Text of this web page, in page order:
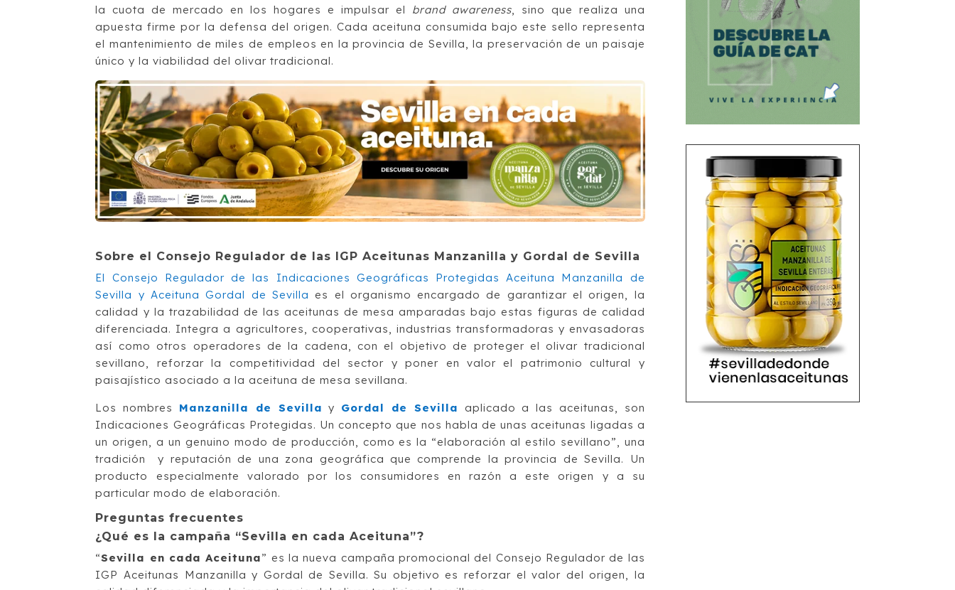
la cuota de mercado en los hogares e impulsar el brand awareness, sino que realiza una
apuesta firme por la defensa del origen. Cada aceituna consumida bajo este sello representa
el mantenimiento de miles de empleos en la provincia de Sevilla, la preservación de un paisaje
único y la viabilidad del olivar tradicional.
Sobre el Consejo Regulador de las IGP Aceitunas Manzanilla y Gordal de Sevilla
El Consejo Regulador de las Indicaciones Geográficas Protegidas Aceituna Manzanilla de
Sevilla y Aceituna Gordal de Sevilla es el organismo encargado de garantizar el origen, la
calidad y la trazabilidad de las aceitunas de mesa amparadas bajo estas figuras de calidad
diferenciada. Integra a agricultores, cooperativas, industrias transformadoras y envasadoras
así como otros operadores de la cadena, con el objetivo de proteger el olivar tradicional
sevillano, reforzar la competitividad del sector y poner en valor el patrimonio cultural y
paisajístico asociado a la aceituna de mesa sevillana.
Los nombres Manzanilla de Sevilla y Gordal de Sevilla aplicado a las aceitunas, son
Indicaciones Geográficas Protegidas. Un concepto que nos habla de unas aceitunas ligadas a
un origen, a un genuino modo de producción, como es la “elaboración al estilo sevillano”, una
tradición y reputación de una zona geográfica que comprende la provincia de Sevilla. Un
producto especialmente valorado por los consumidores en razón a este origen y a su
particular modo de elaboración.
Preguntas frecuentes
¿Qué es la campaña “Sevilla en cada Aceituna”?
“Sevilla en cada Aceituna” es la nueva campaña promocional del Consejo Regulador de las
IGP Aceitunas Manzanilla y Gordal de Sevilla. Su objetivo es reforzar el valor del origen, la